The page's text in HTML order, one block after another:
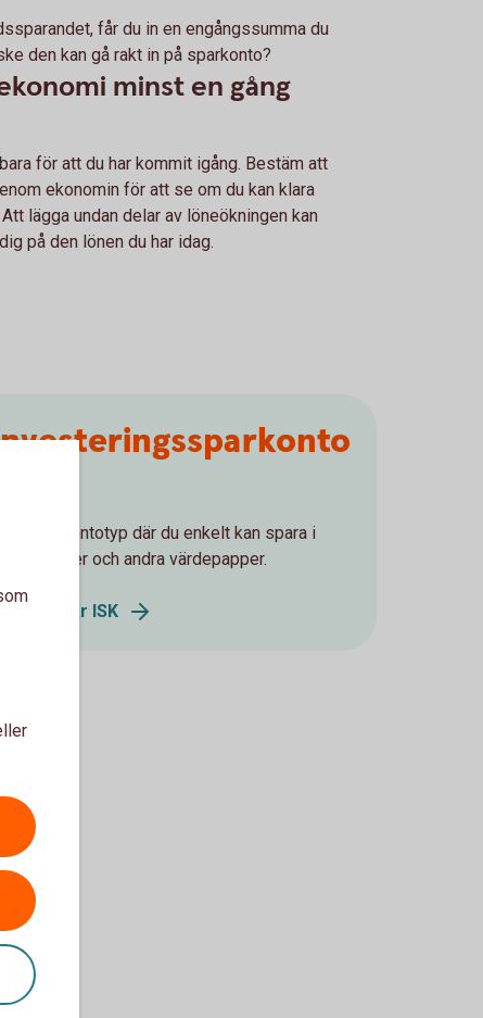
får du in en engångssumma du
den kan gå rakt in på sparkonto?
minst en gång
för att du har kommit igång. Bestäm att
ekonomin för att se om du kan klara
lägga undan delar av löneökningen kan
på den lönen du har idag.
ISK är en kontotyp där du enkelt kan spara i
fonder, aktier och andra värdepapper.
Så fungerar ISK